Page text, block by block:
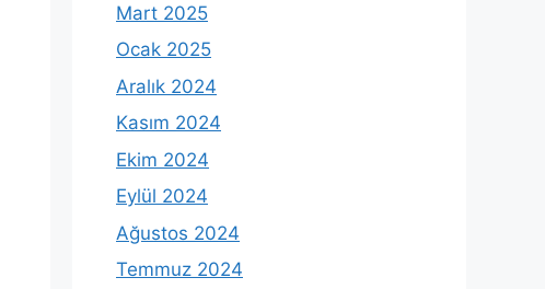
Mart 2025
Ocak 2025
Aralık 2024
Kasım 2024
Ekim 2024
Eylül 2024
Ağustos 2024
Temmuz 2024